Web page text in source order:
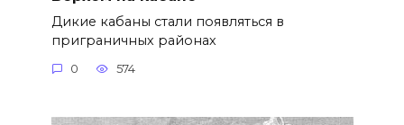
Дикие кабаны стали появляться в
приграничных районах
0 574